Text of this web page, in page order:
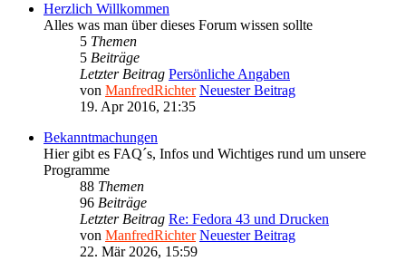
Herzlich Willkommen
Alles was man über dieses Forum wissen sollte
5 Themen
5 Beiträge
Letzter Beitrag Persönliche Angaben
von ManfredRichter Neuester Beitrag
19. Apr 2016, 21:35
Bekanntmachungen
Hier gibt es FAQ´s, Infos und Wichtiges rund um unsere
Programme
88 Themen
96 Beiträge
Letzter Beitrag Re: Fedora 43 und Drucken
von ManfredRichter Neuester Beitrag
22. Mär 2026, 15:59